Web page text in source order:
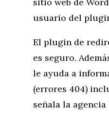
usuario del
El plugin de
es seguro.
le ayuda a
(errores 404)
señala la agencia